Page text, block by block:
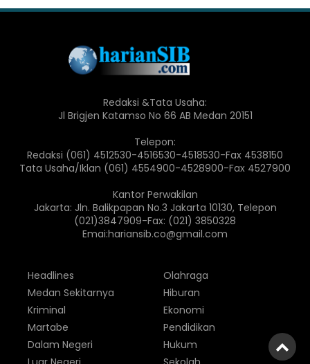
Redaksi &Tata Usaha:
Jl Brigjen Katamso No 66 AB Medan 20151
Telepon:
Redaksi (061) 4512530-4516530-4518530-Fax 4538150
Tata Usaha/Iklan (061) 4554900-4528900-Fax 4527900
Kantor Perwakilan
Jakarta: Jln. Balikpapan No.3 Jakarta 10130, Telepon
(021)3847909-Fax: (021) 3850328
Emai:hariansib.co@gmail.com
Headlines
Medan Sekitarnya
Kriminal
Martabe
Dalam Negeri
Olahraga
Hiburan
Ekonomi
Pendidikan
Hukum